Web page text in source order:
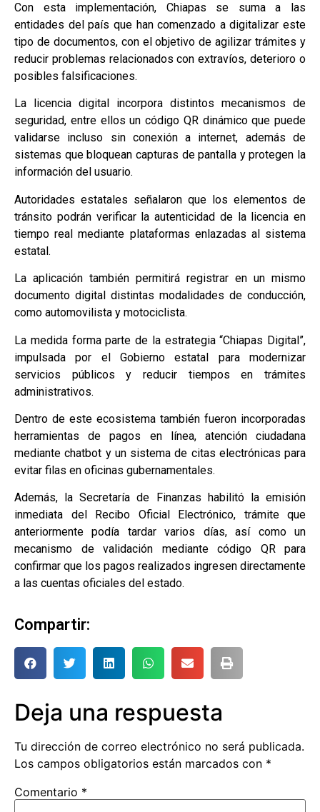
Con esta implementación, Chiapas se suma a las
entidades del país que han comenzado a digitalizar este
tipo de documentos, con el objetivo de agilizar trámites y
reducir problemas relacionados con extravíos, deterioro o
posibles falsificaciones.
La licencia digital incorpora distintos mecanismos de
seguridad, entre ellos un código QR dinámico que puede
validarse incluso sin conexión a internet, además de
sistemas que bloquean capturas de pantalla y protegen la
información del usuario.
Autoridades estatales señalaron que los elementos de
tránsito podrán verificar la autenticidad de la licencia en
tiempo real mediante plataformas enlazadas al sistema
estatal.
La aplicación también permitirá registrar en un mismo
documento digital distintas modalidades de conducción,
como automovilista y motociclista.
La medida forma parte de la estrategia “Chiapas Digital”,
impulsada por el Gobierno estatal para modernizar
servicios públicos y reducir tiempos en trámites
administrativos.
Dentro de este ecosistema también fueron incorporadas
herramientas de pagos en línea, atención ciudadana
mediante chatbot y un sistema de citas electrónicas para
evitar filas en oficinas gubernamentales.
Además, la Secretaría de Finanzas habilitó la emisión
inmediata del Recibo Oficial Electrónico, trámite que
anteriormente podía tardar varios días, así como un
mecanismo de validación mediante código QR para
confirmar que los pagos realizados ingresen directamente
a las cuentas oficiales del estado.
Compartir:
Deja una respuesta
Tu dirección de correo electrónico no será publicada.
Los campos obligatorios están marcados con *
Comentario *